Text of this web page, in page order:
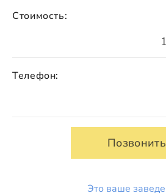
Стоимость:
Телефон:
Позвонить
Это ваше